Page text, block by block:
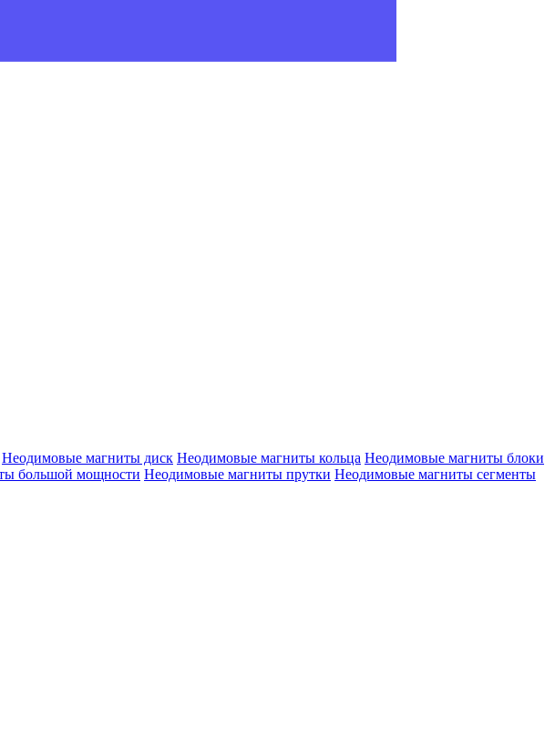
Неодимовые магниты диск Неодимовые магниты кольца Неодимовые магниты блоки
большой мощности Неодимовые магниты прутки Неодимовые магниты сегменты